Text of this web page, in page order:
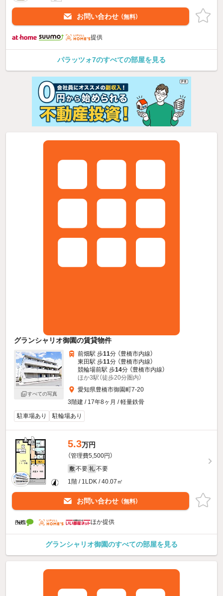
お問い合わせ （無料）
提供
パラッツォ7のすべての部屋を見る
グランシャリオ御園の賃貸物件
すべての写真
前畑駅 歩11分 （豊橋市内線）
東田駅 歩11分 （豊橋市内線）
競輪場前駅 歩14分 （豊橋市内線）
ほか3駅（徒歩20分圏内）
愛知県豊橋市御園町7-20
3階建 / 17年8ヶ月 / 軽量鉄骨
駐車場あり
駐輪場あり
5.3万円
（管理費5,500円）
敷 不要 礼 不要
1階 / 1LDK / 40.07㎡
お問い合わせ （無料）
ほか提供
グランシャリオ御園のすべての部屋を見る